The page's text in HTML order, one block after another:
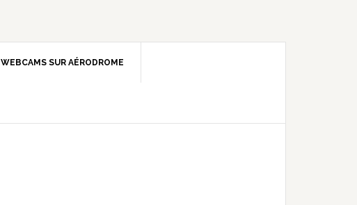
WEBCAMS SUR AÉRODROME